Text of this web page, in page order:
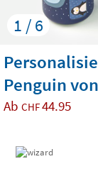
1 / 6
Penguin
Ab CHF44.95